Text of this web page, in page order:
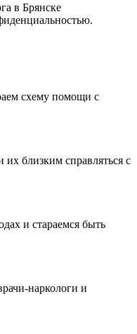
в Брянске
схему помощи с
близким справляться с
и стараемся быть
наркологи и